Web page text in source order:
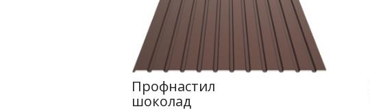
Профнастил
шоколад